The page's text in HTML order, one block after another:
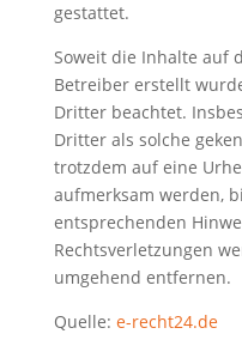
gestattet.
Soweit die Inhalte auf
Betreiber erstellt
Dritter beachtet.
Dritter als solche
trotzdem auf eine
aufmerksam werden,
entsprechenden
Rechtsverletzungen
umgehend entfernen.
Quelle: e-recht24.de